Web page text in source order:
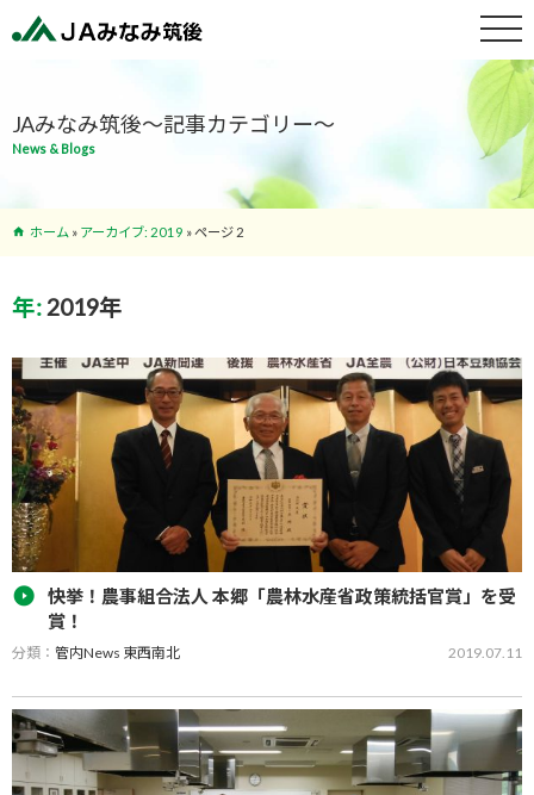
特産物紹介
サービス案
JAみなみ筑後～記事カテゴリー～
News & Blogs
ホーム » アーカイブ: 2019 »ページ 2
2019年
快挙！農事組合法人 本郷「農林水産省政策統括官賞」を受
賞！
分類： 管内News 東西南北 2019.07.11
農事組合法人「本郷」が第４７回全国豆類経営改善共励会で「農林
水産省政策統括官賞」を受賞しました。これは同共励会最高賞の
「農林水産大臣賞」に次ぐ賞で、全国２位の成績です。 授賞式は６
月27日…